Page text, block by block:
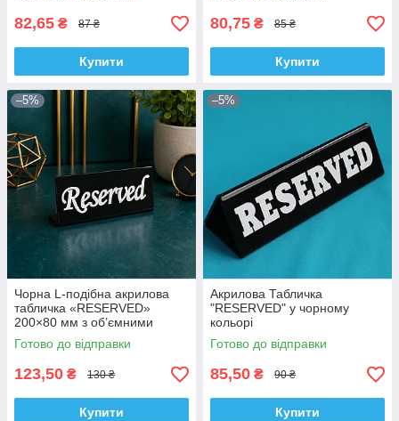
82,65 ₴ 87 ₴
Купити
80,75 ₴ 85 ₴
Купити
–5%
Чорна L-подібна акрилова
табличка «RESERVED»
200×80 мм з об’ємними
білими літерами
Готово до відправки
123,50 ₴ 130 ₴
Купити
–5%
Акрилова Табличка
"RESERVED" у чорному
кольорі
Готово до відправки
85,50 ₴ 90 ₴
Купити